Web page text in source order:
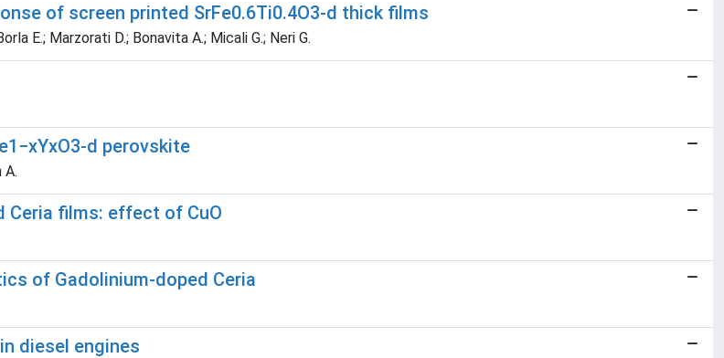
of screen printed SrFe0.6Ti0.4O3-d thick films
E.; Marzorati D.; Bonavita A.; Micali G.; Neri G.
d perovskite
A.
Ceria films: effect of CuO
of Gadolinium-doped Ceria
diesel engines